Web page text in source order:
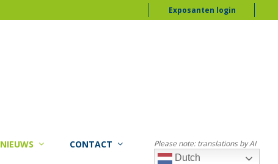
Exposanten login
NIEUWS CONTACT
Dutch
Please note: translations by AI